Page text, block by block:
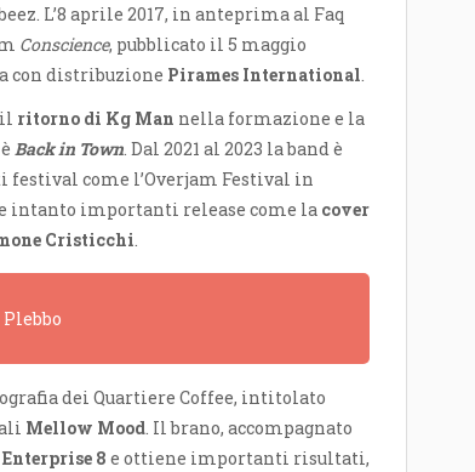
L’8 aprile 2017, in anteprima al Faq
Conscience, pubblicato il 5 maggio
con distribuzione Pirames International
ritorno di Kg Man nella formazione e la
Back in Town. Dal 2021 al 2023 la band è
come l’Overjam Festival in
intanto importanti release come la cover
Cristicchi.
dei Quartiere Coffee, intitolato
Mellow Mood. Il brano, accompagnato
Enterprise 8 e ottiene importanti risultati,